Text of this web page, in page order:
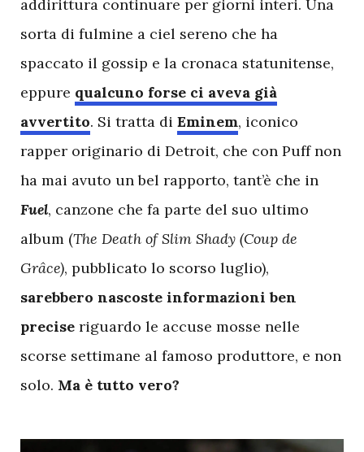
addirittura continuare per giorni interi. Una
sorta di fulmine a ciel sereno che ha
spaccato il gossip e la cronaca statunitense,
eppure qualcuno forse ci aveva già
avvertito. Si tratta di Eminem, iconico
rapper originario di Detroit, che con Puff non
ha mai avuto un bel rapporto, tant’è che in
Fuel, canzone che fa parte del suo ultimo
album (The Death of Slim Shady (Coup de
Grâce), pubblicato lo scorso luglio),
sarebbero nascoste informazioni ben
precise riguardo le accuse mosse nelle
scorse settimane al famoso produttore, e non
solo. Ma è tutto vero?